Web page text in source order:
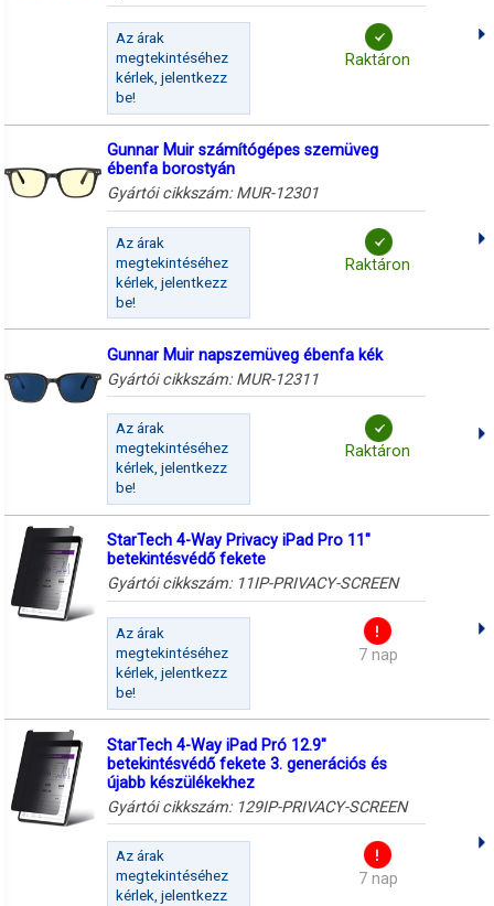
Az árak
megtekintéséhez
kérlek, jelentkezz
be!
Raktáron
Gunnar Muir számítógépes szemüveg
ébenfa borostyán
Gyártói cikkszám: MUR-12301
Az árak
megtekintéséhez
kérlek, jelentkezz
be!
Raktáron
Gunnar Muir napszemüveg ébenfa kék
Gyártói cikkszám: MUR-12311
Az árak
megtekintéséhez
kérlek, jelentkezz
be!
Raktáron
StarTech 4-Way Privacy iPad Pro 11"
betekintésvédő fekete
Gyártói cikkszám: 11IP-PRIVACY-SCREEN
Az árak
megtekintéséhez
kérlek, jelentkezz
be!
7 nap
StarTech 4-Way iPad Pró 12.9"
betekintésvédő fekete 3. generációs és
újabb készülékekhez
Gyártói cikkszám: 129IP-PRIVACY-SCREEN
Az árak
megtekintéséhez
kérlek, jelentkezz
7 nap